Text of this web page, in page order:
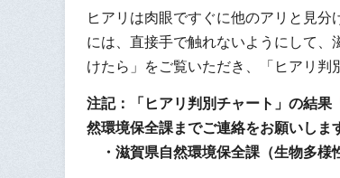
ヒアリは肉眼ですぐに他のアリと見
には、直接手で触れないようにして
けたら」をご覧いただき、「ヒアリ判
注記：「ヒアリ判別チャート」の結果
然環境保全課までご連絡をお願いしま
・滋賀県自然環境保全課（生物多